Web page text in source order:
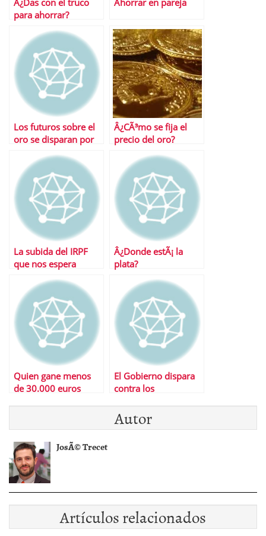
Â¿Das con el truco
para ahorrar?
Ahorrar en pareja
Los futuros sobre el
oro se disparan por
dÃ³lares
Â¿CÃ³mo se fija el
precio del oro?
La subida del IRPF
que nos espera
Â¿Donde estÃ¡ la
plata?
Quien gane menos
de 30.000 euros
El Gobierno dispara
contra los
subirÃ¡ impuestos a
las ganancias fÃ¡ciles
Autor
JosÃ© Trecet
Artículos relacionados